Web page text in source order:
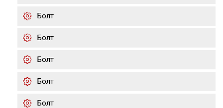
Болт
Болт
Болт
Болт
Болт